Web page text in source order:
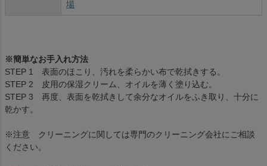
場
※簡単なお手入れ方法
STEP 1 表面のほこり、汚れを柔らかい布で乾拭きする。
STEP 2 皮用の保湿クリーム、オイルを薄く塗り込む。
STEP 3 再度、表面を乾拭きして余分なオイルをふき取り、十分に
乾かす。
※注意 クリーニングに関しては専門のクリーニング会社にご相談
ください。